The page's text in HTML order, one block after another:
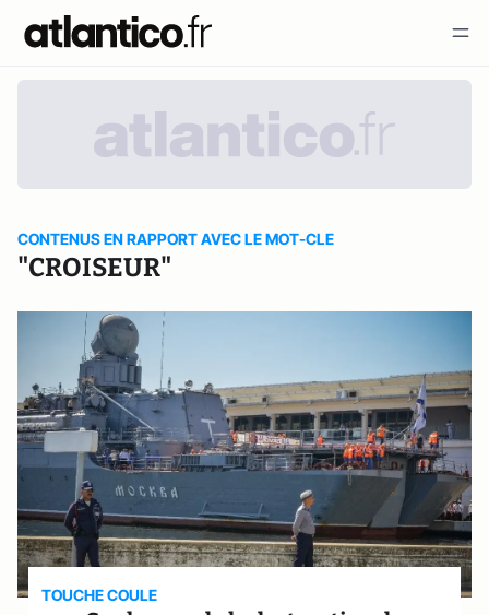
CONTENUS EN RAPPORT AVEC LE MOT-CLE
"CROISEUR"
TOUCHE COULE